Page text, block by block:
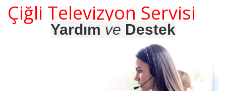
Çiğli Televizyon Servisi
Yardım ve Destek